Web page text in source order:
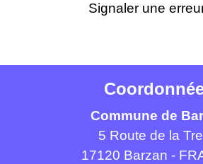
Signaler une
Commune de
5 Route de la
17120 Barzan -